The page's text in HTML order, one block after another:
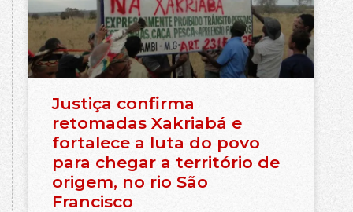
Justiça confirma
retomadas Xakriabá e
fortalece a luta do povo
para chegar a território de
origem, no rio São
Francisco